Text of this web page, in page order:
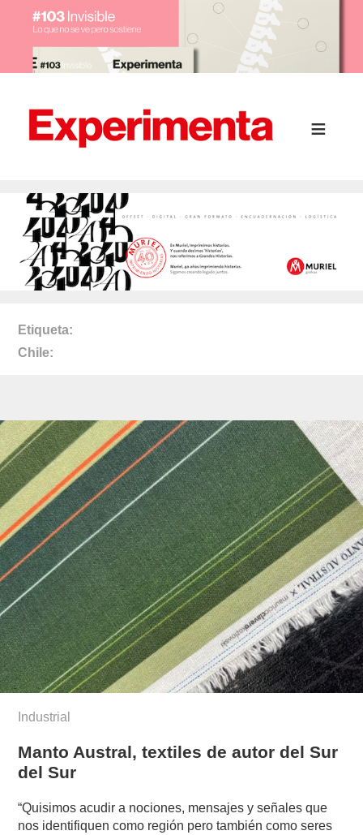
Etiqueta
Chile
Industrial
Manto Austral, textiles de autor del Sur
del Sur
“Quisimos acudir a nociones, mensajes y señales que
nos identifiquen como región pero también como seres